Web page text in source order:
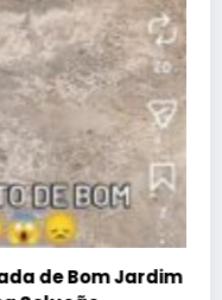
Jardim